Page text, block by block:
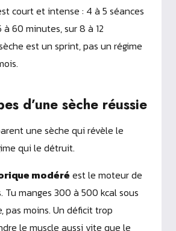
court et intense : 4 à 5 séances
60 minutes, sur 8 à 12
est un sprint, pas un régime
d’une sèche réussie
une sèche qui révèle le
qui le détruit.
modéré est le moteur de
Tu manges 300 à 500 kcal sous
pas moins. Un déficit trop
le muscle aussi vite que le